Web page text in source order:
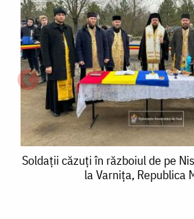
Soldații
Soldații căzuți în războiul de pe
la Varnița, Republica